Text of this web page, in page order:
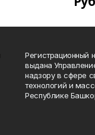
Регистрационный
выдана
надзору в сфере
технологий и
Республике